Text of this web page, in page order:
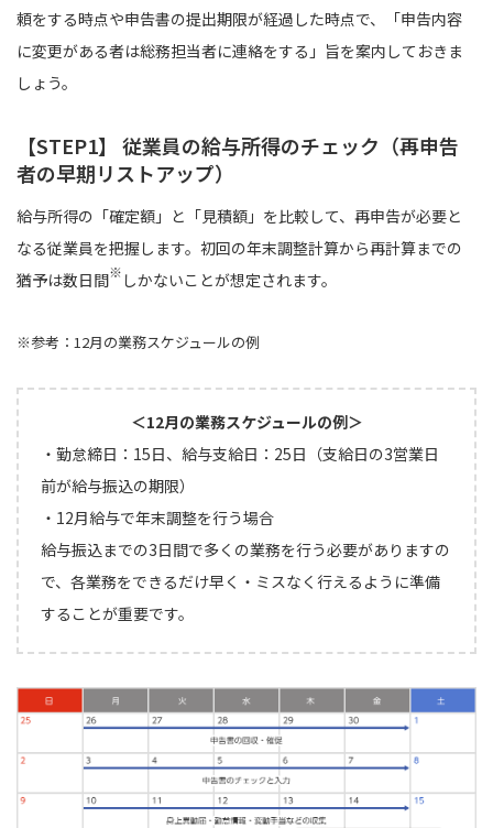
頼をする時点や申告書の提出期限が経過した時点で、「申告内容
に変更がある者は総務担当者に連絡をする」旨を案内しておきま
しょう。
【STEP1】 従業員の給与所得のチェック（再申告
者の早期リストアップ）
給与所得の「確定額」と「見積額」を比較して、再申告が必要と
なる従業員を把握します。初回の年末調整計算から再計算までの
猶予は数日間※ しかないことが想定されます。
※参考：12月の業務スケジュールの例
＜12月の業務スケジュールの例＞
・勤怠締日：15日、給与支給日：25日（支給日の3営業日
前が給与振込の期限）
・12月給与で年末調整を行う場合
給与振込までの3日間で多くの業務を行う必要がありますの
で、各業務をできるだけ早く・ミスなく行えるように準備
することが重要です。